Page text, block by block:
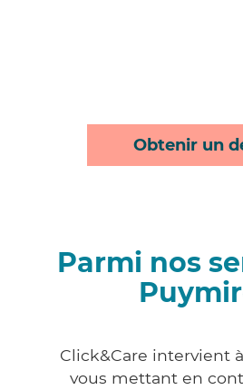
Obtenir un
Parmi nos
Click&Care intervient
vous mettant en